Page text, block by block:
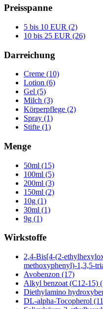
Preisspanne
5 bis 10 EUR (2)
10 bis 25 EUR (26)
Darreichung
Creme (10)
Lotion (6)
Gel (5)
Milch (3)
Körperpflege (2)
Spray (1)
Stifte (1)
Menge
50ml (15)
100ml (5)
200ml (3)
150ml (2)
10g (1)
30ml (1)
9g (1)
Wirkstoffe
2,4-Bis[4-(2-
methoxyphenyl)-1,3,5-
Avobenzon (17)
Alkyl benzoat (C12-15)
Diethylamino
DL-alpha-Tocopherol